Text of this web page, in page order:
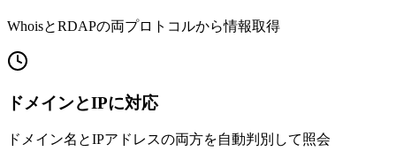
WhoisとRDAPの両プロトコルから情報取得
ドメインとIPに対応
ドメイン名とIPアドレスの両方を自動判別して照会